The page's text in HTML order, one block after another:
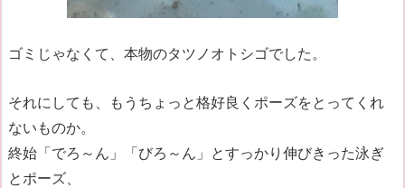
ゴミじゃなくて、本物のタツノオトシゴでした。
それにしても、もうちょっと格好良くポーズをとってくれ
ないものか。
終始「でろ～ん」「びろ～ん」とすっかり伸びきった泳ぎ
とポーズ、